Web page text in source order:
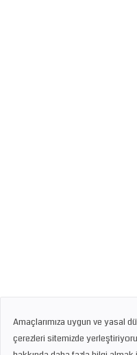
Amaçlarımıza uygun ve yasal
çerezleri sitemizde